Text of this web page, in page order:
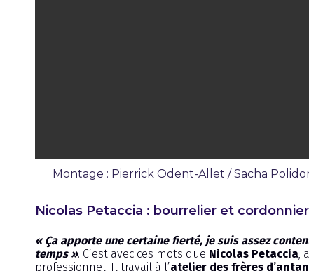
Montage : Pierrick Odent-Allet / Sacha
Nicolas Petaccia : bourrelier et
« Ça apporte une certaine fierté, je suis assez
temps ». C’est avec ces mots que Nicolas Petaccia,
professionnel. Il travail à l’atelier des frères d’antan